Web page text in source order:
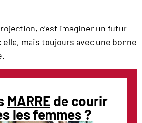
c’est imaginer un futur
mais toujours avec une bonne
MARRE de courir
les femmes ?